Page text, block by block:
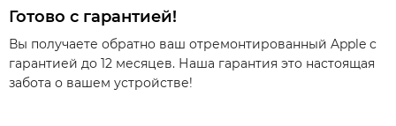
Готово с гарантией!
Вы получаете обратно ваш отремонтированный Apple с
гарантией до 12 месяцев. Наша гарантия это настоящая
забота о вашем устройстве!